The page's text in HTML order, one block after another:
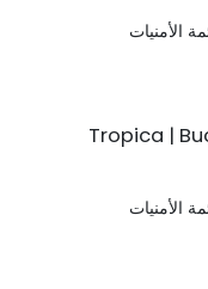
الأمنيات
Tropica |
الأمنيات